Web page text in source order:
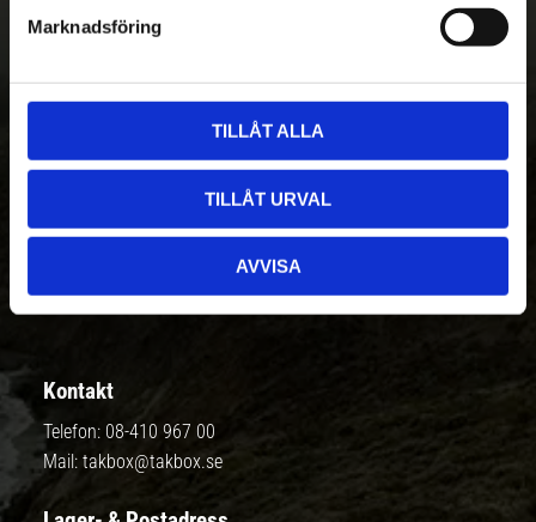
Marknadsföring
TILLÅT ALLA
TILLÅT URVAL
AVVISA
Nyhetsbrev - Ta del av nyheter &
Prenumerera
Kontakt
Telefon: 08-410 967 00
Mail: takbox@takbox.se